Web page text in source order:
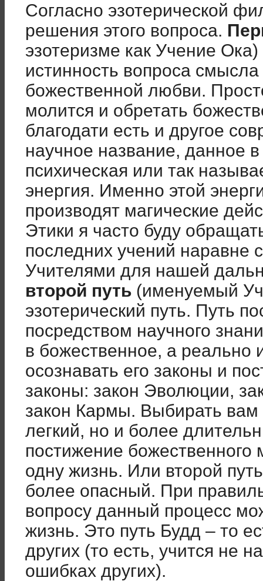
Согласно эзотерической
решения этого вопроса.
эзотеризме как Учение
истинность вопроса
божественной любви.
молится и обретать
благодати есть и другое
научное название, данное
психическая или так
энергия. Именно этой
производят магические
Этики я часто буду
последних учений
Учителями для нашей
второй путь (именуемый
эзотерический путь. Путь
посредством научного
в божественное, а реально
осознавать его законы и
законы: закон Эволюции,
закон Кармы. Выбирать
легкий, но и более
постижение божественного
одну жизнь. Или второй
более опасный. При
вопросу данный процесс
жизнь. Это путь Будд – то
других (то есть, учится не
ошибках других).